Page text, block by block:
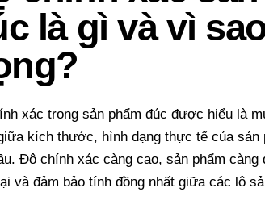
là gì và vì
xác trong sản phẩm đúc được hiểu là
kích thước, hình dạng thực tế của sản
Độ chính xác càng cao, sản phẩm càng
và đảm bảo tính đồng nhất giữa các lô